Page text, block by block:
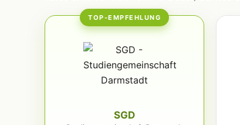
TOP-EMPFEHLUNG
SGD